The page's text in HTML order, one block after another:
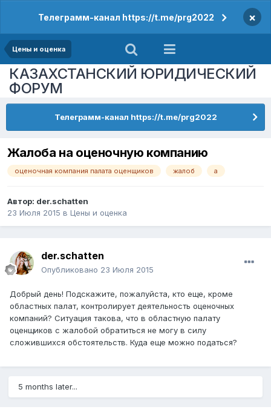
Телеграмм-канал https://t.me/prg2022 ×
Цены и оценка
КАЗАХСТАНСКИЙ ЮРИДИЧЕСКИЙ
ФОРУМ
Телеграмм-канал https://t.me/prg2022
Жалоба на оценочную компанию
оценочная компания палата оценщиков жалоб а
Автор: der.schatten
23 Июля 2015 в Цены и оценка
der.schatten
Опубликовано 23 Июля 2015
Добрый день! Подскажите, пожалуйста, кто еще, кроме
областных палат, контролирует деятельность оценочных
компаний? Ситуация такова, что в областную палату
оценщиков с жалобой обратиться не могу в силу
сложившихся обстоятельств. Куда еще можно податься?
5 months later...